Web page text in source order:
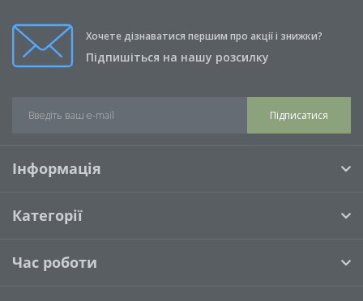
Хочете дізнаватися першим про акції і знижки?
Підпишіться на нашу розсилку
Підписатися
Інформація
Категорії
Час роботи